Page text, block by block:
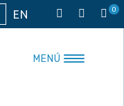
EN 0
MENÚ